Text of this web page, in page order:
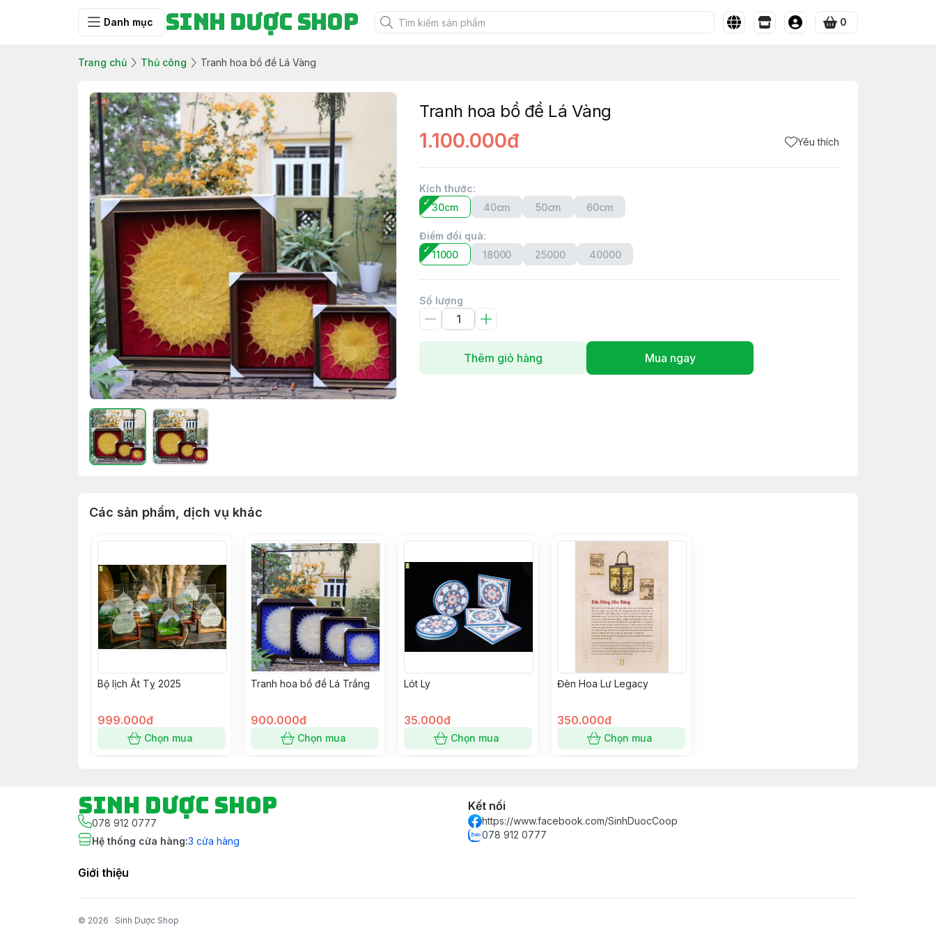
Danh mục Sinh Dược Shop 0
Trang chủ Thủ công Tranh hoa bồ đề Lá Vàng
Tranh hoa bồ đề Lá Vàng
1.100.000đ Yêu thích
Kích thước:
30cm
40cm 50cm 60cm
Điểm đổi quà:
11000
18000 25000 40000
Số lượng
Thêm giỏ hàng Mua ngay
Các sản phẩm, dịch vụ khác
Bộ lịch Ất Tỵ 2025
999.000đ
Chọn mua
Tranh hoa bồ đề Lá Trắng
900.000đ
Chọn mua
Lót Ly
35.000đ
Chọn mua
Đèn Hoa Lư Legacy
350.000đ
Chọn mua
Sinh Dược Shop
078 912 0777
Hệ thống cửa hàng:3 cửa hàng
Kết nối
https://www.facebook.com/SinhDuocCoop
078 912 0777
Giới thiệu
© 2026 Sinh Dược Shop